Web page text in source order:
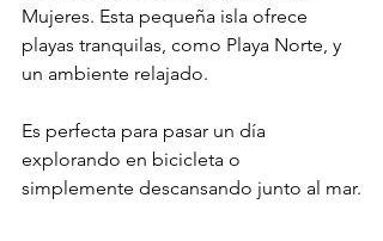
Mujeres. Esta pequeña isla ofrece
playas tranquilas, como Playa Norte, y
un ambiente relajado.
Es perfecta para pasar un día
explorando en bicicleta o
simplemente descansando junto al mar.